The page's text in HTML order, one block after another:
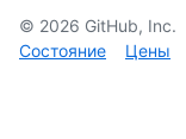
© 2026 GitHub, Inc.
Состояние
Цены